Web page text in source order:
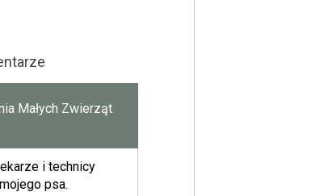
Małych Zwierząt
i technicy
psa.